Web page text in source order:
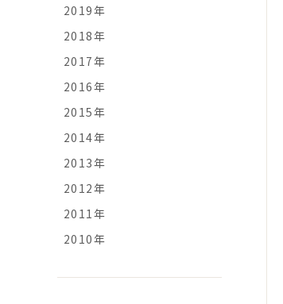
2019年
2018年
2017年
2016年
2015年
2014年
2013年
2012年
2011年
2010年